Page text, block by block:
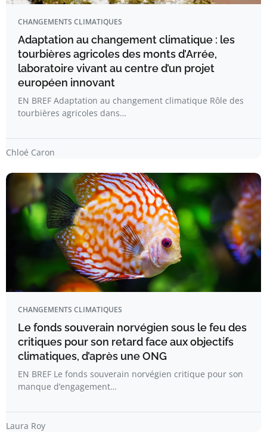
CHANGEMENTS CLIMATIQUES
Adaptation au changement climatique : les
tourbières agricoles des monts d’Arrée,
laboratoire vivant au centre d’un projet
européen innovant
EN BREF Adaptation au changement climatique Rôle des
tourbières agricoles dans…
Chloé Caron
CHANGEMENTS CLIMATIQUES
Le fonds souverain norvégien sous le feu des
critiques pour son retard face aux objectifs
climatiques, d’après une ONG
EN BREF Le fonds souverain norvégien critique pour son
manque d’engagement…
Laura Roy